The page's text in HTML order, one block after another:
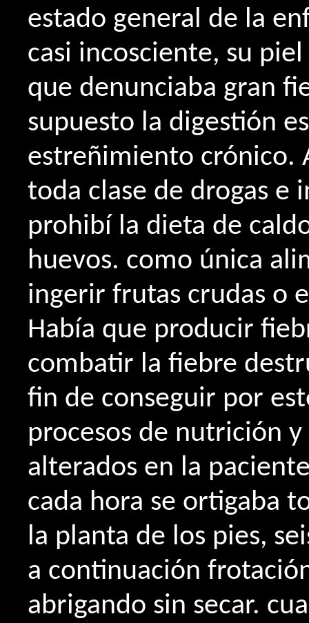
estado general de la
casi incosciente, su
que denunciaba gran
supuesto la digestión
estreñimiento crónico.
toda clase de drogas e
prohibí la dieta de
huevos. como única
ingerir frutas crudas o
Había que producir
combatir la fiebre
fin de conseguir por
procesos de nutrición
alterados en la
cada hora se ortigaba
la planta de los pies,
a continuación
abrigando sin secar.